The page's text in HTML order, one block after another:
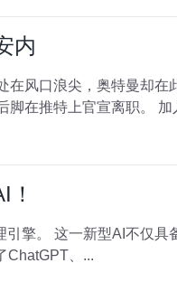
内
在风口浪尖，奥特曼却在
部员工展开安全监控。 今年5月发布会后，安全团
引擎。 这一新型AI不仅具
ChatGPT、...